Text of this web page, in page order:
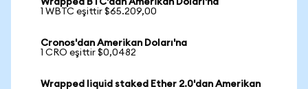
Wrapped BTC'dan Amerikan Doları'na
1 WBTC eşittir $65.209,00
Cronos'dan Amerikan Doları'na
1 CRO eşittir $0,0482
Wrapped liquid staked Ether 2.0'dan Amerikan